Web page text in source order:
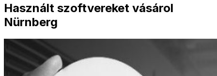
Használt szoftvereket vásárol
Nürnberg